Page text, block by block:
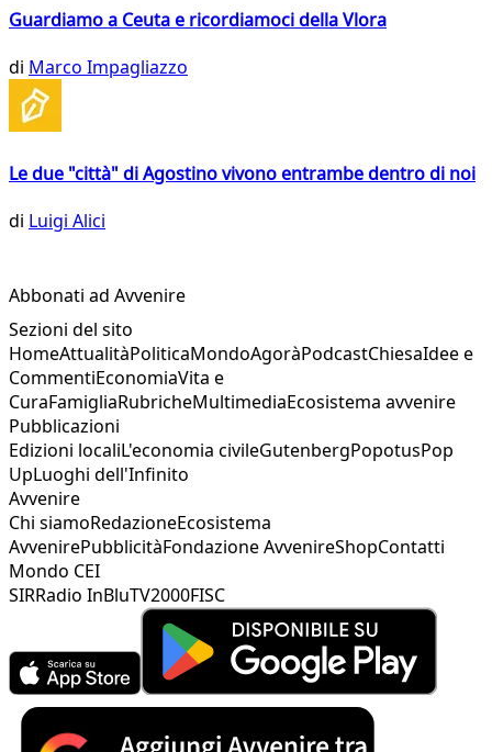
Guardiamo a Ceuta e ricordiamoci della Vlora
di Marco Impagliazzo
Le due "città" di Agostino vivono entrambe dentro di noi
di Luigi Alici
Abbonati ad Avvenire
Sezioni del sito
HomeAttualitàPoliticaMondoAgoràPodcastChiesaIdee e
CommentiEconomiaVita e
CuraFamigliaRubricheMultimediaEcosistema avvenire
Pubblicazioni
Edizioni localiL'economia civileGutenbergPopotusPop
UpLuoghi dell'Infinito
Avvenire
Chi siamoRedazioneEcosistema
AvvenirePubblicitàFondazione AvvenireShopContatti
Mondo CEI
SIRRadio InBluTV2000FISC